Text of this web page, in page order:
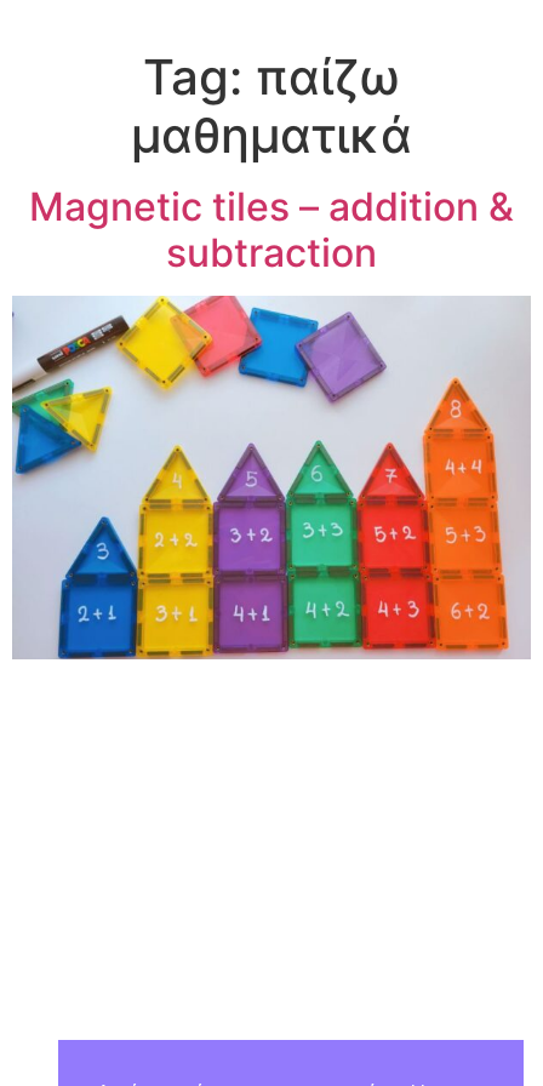
Tag: παίζω
μαθηματικά
Magnetic tiles – addition &
subtraction